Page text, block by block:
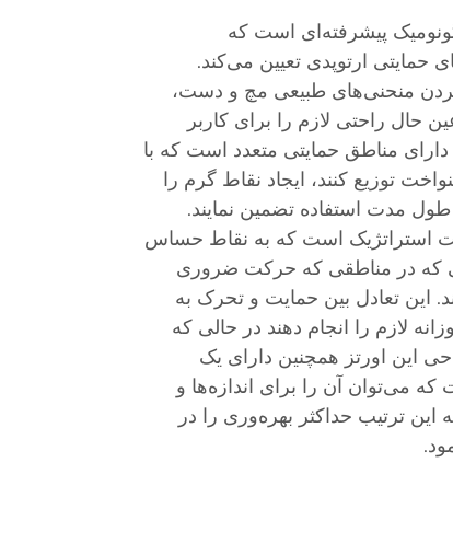
پیشرفته‌ای است که
حمایتی ارتوپدی تعیین می‌کند.
کردن منحنی‌های طبیعی مچ و دست،
حال راحتی لازم را برای کاربر
مناطق حمایتی متعدد است که با
توزیع کنند، ایجاد نقاط گرم را
مدت استفاده تضمین نمایند.
استراتژیک است که به نقاط حساس
که در مناطقی که حرکت ضروری
این تعادل بین حمایت و تحرک به
لازم را انجام دهند در حالی که
این اورتز همچنین دارای یک
می‌توان آن را برای اندازه‌ها و
ترتیب حداکثر بهره‌وری را در